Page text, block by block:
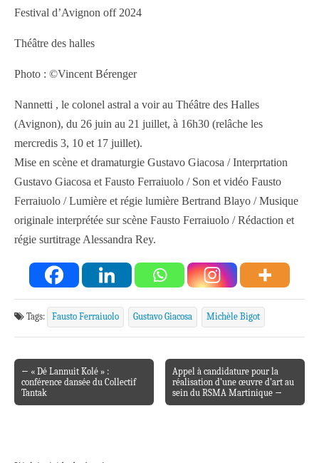
Festival d’Avignon off 2024
Théâtre des halles
Photo : ©Vincent Bérenger
Nannetti , le colonel astral a voir au Théâtre des Halles
(Avignon), du 26 juin au 21 juillet, à 16h30 (relâche les
mercredis 3, 10 et 17 juillet).
Mise en scène et dramaturgie Gustavo Giacosa / Interprtation
Gustavo Giacosa et Fausto Ferraiuolo / Son et vidéo Fausto
Ferraiuolo / Lumière et régie lumière Bertrand Blayo / Musique
originale interprétée sur scène Fausto Ferraiuolo / Rédaction et
régie surtitrage Alessandra Rey.
Tags: Fausto Ferraiuolo Gustavo Giacosa Michèle Bigot
Post navigation
← « Dé Lannuit Kolé » :
conférence dansée du Collectif
Tantak
Appel à candidature pour la
réalisation d’une œuvre d’art au
sein du RSMA Martinique →